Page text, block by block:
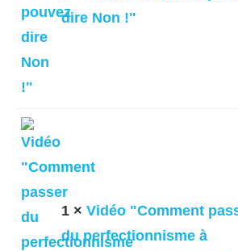
dire Non !"
1 ×Vidéo "Comment
du perfectionnisme à